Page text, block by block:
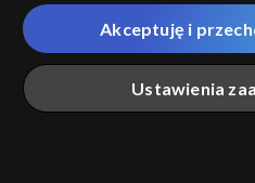
Wichrowe wzgórze
odc. 223
które wskazujemy poniżej, a
przez nas identyfikatora PPID do
Twoje dane osobowe zbierane
Ciebie naszych
poszczególnych
„Portalem”, w tym informacje
Ustawienia
Akceptuję i